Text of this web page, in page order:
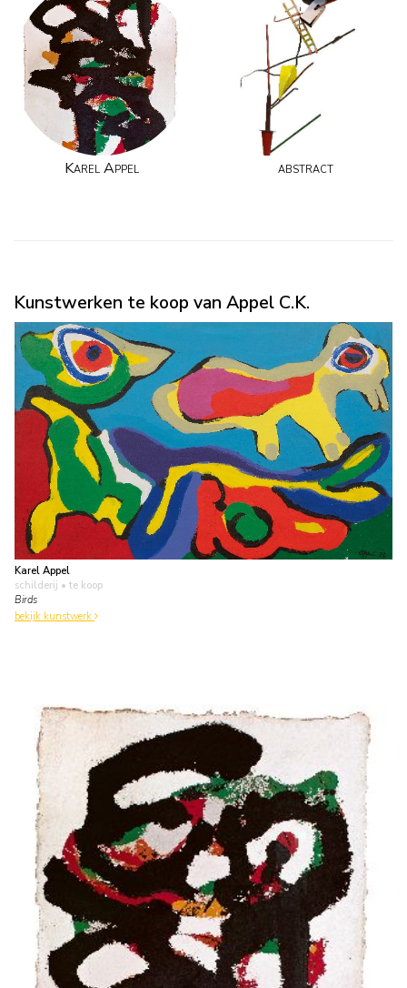
Karel Appel abstract
Kunstwerken te koop van Appel C.K.
Karel Appel
schilderij • te koop
Birds
bekijk kunstwerk